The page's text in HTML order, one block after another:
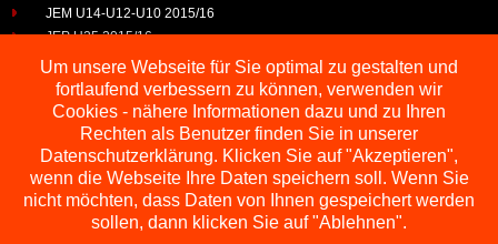
JEM U14-U12-U10 2015/16
JEP U25 2015/16
2014/2015
2013/2014
2012/2013
2011/2012
2010/2011
2009/2010
Um unsere Webseite für Sie optimal zu gestalten und
fortlaufend verbessern zu können, verwenden wir
Cookies - nähere Informationen dazu und zu Ihren
Rechten als Benutzer finden Sie in unserer
Datenschutzerklärung. Klicken Sie auf "Akzeptieren",
wenn die Webseite Ihre Daten speichern soll. Wenn Sie
nicht möchten, dass Daten von Ihnen gespeichert werden
sollen, dann klicken Sie auf "Ablehnen".